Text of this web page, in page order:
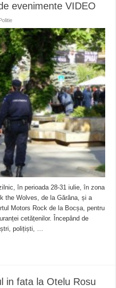
evenimente VIDEO
Politie
în perioada 28-31 iulie, în zona
the Wolves, de la Gărâna, și a
Motors Rock de la Bocșa, pentru
cetățenilor. Începând de
polițiști, …
in fata la Otelu Rosu